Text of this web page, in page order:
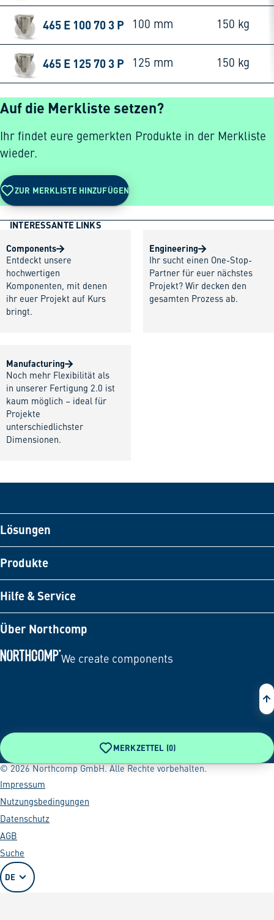
465 E 100 70 3 P 100 mm 150 kg
465 E 125 70 3 P 125 mm 150 kg
Auf die Merkliste setzen?
Ihr findet eure gemerkten Produkte in der Merkliste
wieder.
ZUR MERKLISTE HINZUFÜGEN
INTERESSANTE LINKS
Components
Entdeckt unsere
hochwertigen
Komponenten, mit denen
ihr euer Projekt auf Kurs
bringt.
Engineering
Ihr sucht einen One-Stop-
Partner für euer nächstes
Projekt? Wir decken den
gesamten Prozess ab.
Manufacturing
Noch mehr Flexibilität als
in unserer Fertigung 2.0 ist
kaum möglich – ideal für
Projekte
unterschiedlichster
Dimensionen.
Lösungen
Produkte
Hilfe & Service
Über Northcomp
We create components
MERKZETTEL (0)
© 2026 Northcomp GmbH. Alle Rechte vorbehalten.
Impressum
Nutzungsbedingungen
Datenschutz
AGB
Suche
DE